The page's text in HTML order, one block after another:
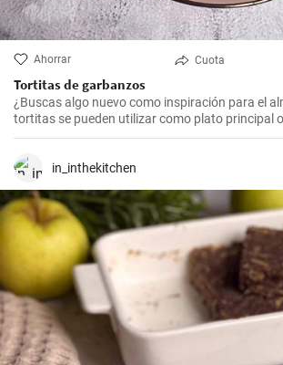
Ahorrar Cuota
Tortitas de garbanzos
¿Buscas algo nuevo como inspiración para el
tortitas se pueden utilizar como plato principal
guarnición o solas, complementadas según el
in_inthekitchen